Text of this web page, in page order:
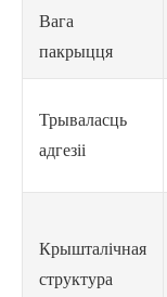
Вага
пакрыцця
Трываласць
адгезіі
Крышталічная
структура